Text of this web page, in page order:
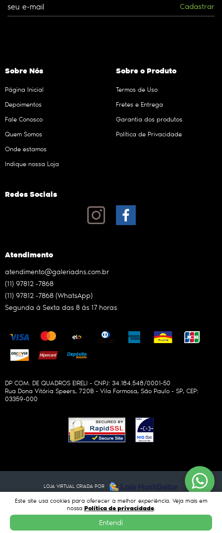
Cadastrar
Sobre Nós
Página Inicial
Depoimentos
Fale Conosco
Quem Somos
Onde estamos
Indique nossa Loja
Sobre o Produto
Termos de Uso
Fretes e Entrega
Garantia dos produtos
Política de Privacidade
Redes Sociais
Atendimento
(11) 97812 -7868
(11) 97812 -7868 (WhatsApp)
Segunda à Sexta das 8 às 17 horas
atendimento@galeriadns.com.br
DP COM. DE QUADROS EIRELI - CNPJ: 34.184.548/0001-50
Rua Dona Vitória Speers, 720B - Vila Formosa, São Paulo - SP, CEP:
03359-000
LOJA VIRTUAL CRIADA POR
Este site usa cookies para oferecer a melhor experiência. Veja mais em
nossa Política de privacidade.
Entendi